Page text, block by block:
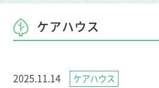
ケアハウス
2025.11.14 ケアハウス